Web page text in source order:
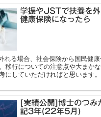
学振やJSTで扶養を外
健康保険になったら
れる場合、社会保険から国民健
移行についての注意点や大まか
にしていただければと思います。
[実績公開]博士のつみ
記3年(22年5月)